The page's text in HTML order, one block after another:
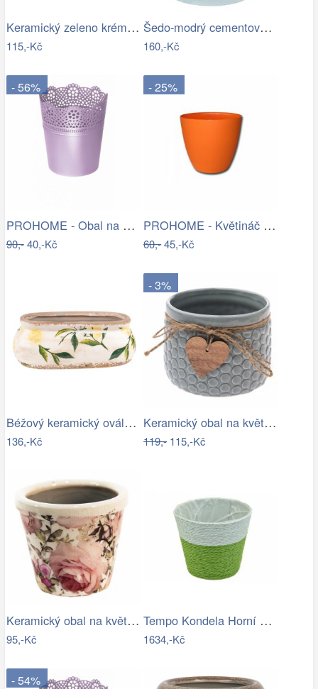
Keramický zeleno krémový květináč se…
115,-Kč
Šedo-modrý cementový obal na květináč s…
160,-Kč
- 56%
PROHOME - Obal na květináč LACE 18cm
90,-40,-Kč
- 25%
PROHOME - Květináč dekorační ELLA 21cm…
60,-45,-Kč
Béžový keramický oválný obal na…
136,-Kč
- 3%
Keramický obal na květináč Heart, šedá,…
119,-115,-Kč
Keramický obal na květináč s růžemi…
95,-Kč
Tempo Kondela Horní skříňka JULIA TYP 2…
1634,-Kč
- 54%